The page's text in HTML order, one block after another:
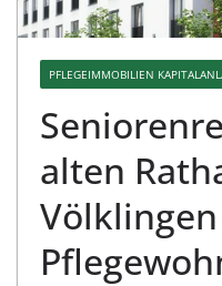
PFLEGEIMMOBILIEN
alten
Völklingen